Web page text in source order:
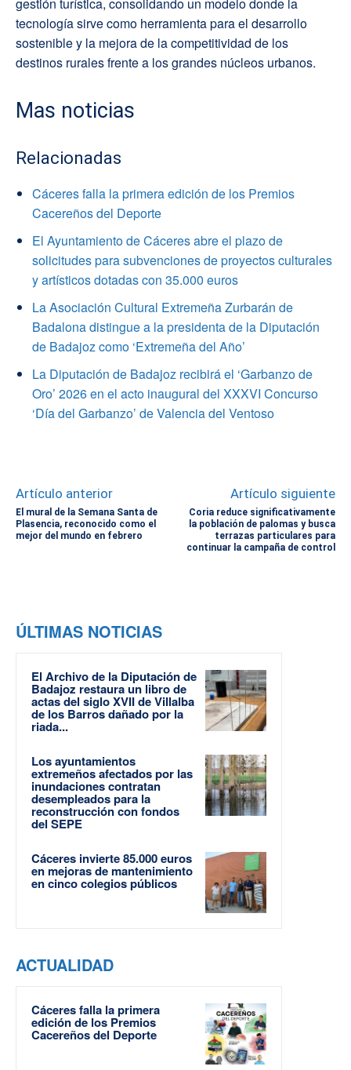
gestión turística, consolidando un modelo donde la
tecnología sirve como herramienta para el desarrollo
sostenible y la mejora de la competitividad de los
destinos rurales frente a los grandes núcleos urbanos.
Mas noticias
Relacionadas
Cáceres falla la primera edición de los Premios
Cacereños del Deporte
El Ayuntamiento de Cáceres abre el plazo de
solicitudes para subvenciones de proyectos culturales
y artísticos dotadas con 35.000 euros
La Asociación Cultural Extremeña Zurbarán de
Badalona distingue a la presidenta de la Diputación
de Badajoz como ‘Extremeña del Año’
La Diputación de Badajoz recibirá el ‘Garbanzo de
Oro’ 2026 en el acto inaugural del XXXVI Concurso
‘Día del Garbanzo’ de Valencia del Ventoso
Artículo anterior
El mural de la Semana Santa de
Plasencia, reconocido como el
mejor del mundo en febrero
Artículo siguiente
Coria reduce significativamente
la población de palomas y busca
terrazas particulares para
continuar la campaña de control
ÚLTIMAS NOTICIAS
El Archivo de la Diputación de
Badajoz restaura un libro de
actas del siglo XVII de Villalba
de los Barros dañado por la
riada...
Los ayuntamientos
extremeños afectados por las
inundaciones contratan
desempleados para la
reconstrucción con fondos
del SEPE
Cáceres invierte 85.000 euros
en mejoras de mantenimiento
en cinco colegios públicos
ACTUALIDAD
Cáceres falla la primera
edición de los Premios
Cacereños del Deporte